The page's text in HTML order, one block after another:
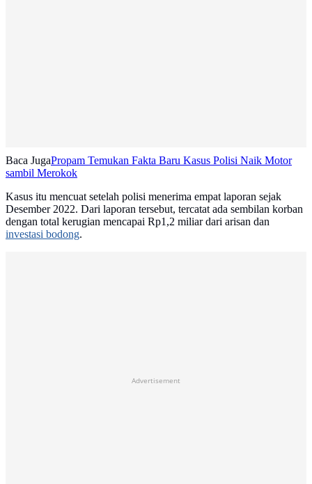
Baca JugaPropam Temukan Fakta Baru Kasus Polisi Naik Motor
sambil Merokok
Kasus itu mencuat setelah polisi menerima empat laporan sejak
Desember 2022. Dari laporan tersebut, tercatat ada sembilan korban
dengan total kerugian mencapai Rp1,2 miliar dari arisan dan
investasi bodong.
Advertisement